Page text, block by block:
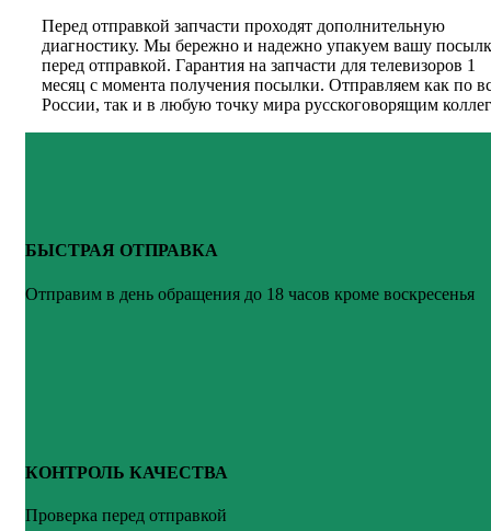
Перед отправкой запчасти проходят дополнительную
диагностику. Мы бережно и надежно упакуем вашу
перед отправкой. Гарантия на запчасти для телевизоров 1
месяц с момента получения посылки. Отправляем как по
России, так и в любую точку мира русскоговорящим
БЫСТРАЯ ОТПРАВКА
Отправим в день обращения до 18 часов кроме воскресенья
КОНТРОЛЬ КАЧЕСТВА
Проверка перед отправкой